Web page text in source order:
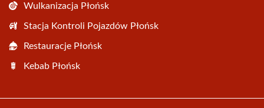
Wulkanizacja Płońsk
Stacja Kontroli Pojazdów Płońsk
Restauracje Płońsk
Kebab Płońsk